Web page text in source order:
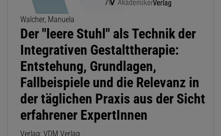
Walcher, Manuela
Der "leere Stuhl" als Technik der
Integrativen Gestalttherapie:
Entstehung, Grundlagen,
Fallbeispiele und die Relevanz in
der täglichen Praxis aus der Sicht
erfahrener ExpertInnen
Verlag: VDM Verlag